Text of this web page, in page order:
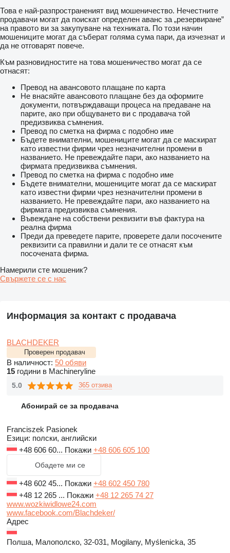
Това е най-разпространеният вид мошеничество. Нечестните
продавачи могат да поискат определен аванс за „резервиране”
на правото ви за закупуване на техниката. По този начин
мошениците могат да съберат голяма сума пари, да изчезнат и
да не отговарят повече.
Към разновидностите на това мошеничество могат да се
отнасят:
Превод на авансовото плащане по карта
Не внасяйте авансовото плащане без да оформите
документи, потвърждаващи процеса на предаване на
парите, ако при общуването ви с продавача той
предизвиква съмнения.
Превод по сметка на фирма с подобно име
Бъдете внимателни, мошениците могат да се маскират
като известни фирми чрез незначителни промени в
названието. Не превеждайте пари, ако названието на
фирмата предизвиква съмнения.
Превод по сметка на фирма с подобно име
Бъдете внимателни, мошениците могат да се маскират
като известни фирми чрез незначителни промени в
названието. Не превеждайте пари, ако названието на
фирмата предизвиква съмнения.
Въвеждане на собствени реквизити във фактура на
реална фирма
Преди да преведете парите, проверете дали посочените
реквизити са правилни и дали те се отнасят към
посочената фирма.
Намерили сте мошеник?
Свържете се с нас
Информация за контакт с продавача
BLACHDEKER
Проверен продавач
В наличност: 50 обяви
15 години в Machineryline
5.0 365 отзива
Абонирай се за продавача
Franciszek Pasionek
Езици: полски, английски
+48 606 60... Покажи +48 606 605 100
Обадете ми се
+48 602 45... Покажи +48 602 450 780
+48 12 265 ... Покажи +48 12 265 74 27
www.wozkiwidlowe24.com
www.facebook.com/Blachdeker/
Адрес
Полша, Малополско, 32-031, Mogilany, Myślenicka, 35